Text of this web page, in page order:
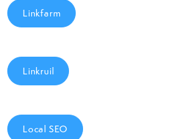
Linkfarm
Linkruil
Local SEO